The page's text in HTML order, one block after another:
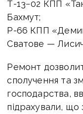
Т-13−02 КПП
Бахмут;
Р-66 КПП
Сватове —
Ремонт
сполучення та
господарства,
підрахували, що